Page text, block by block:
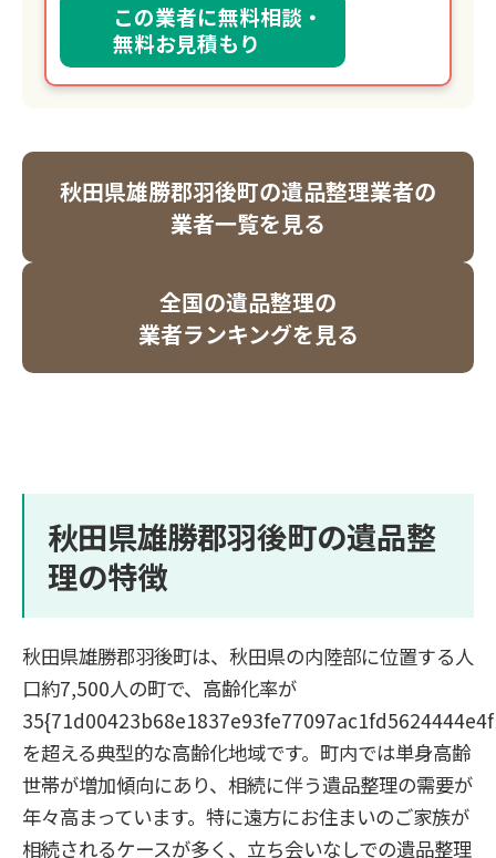
この業者に無料相談・
無料お見積もり
秋田県雄勝郡羽後町の遺品整理業者の
業者一覧を見る
全国の遺品整理の
業者ランキングを見る
秋田県雄勝郡羽後町の遺品整
理の特徴
秋田県雄勝郡羽後町は、秋田県の内陸部に位置する人
口約7,500人の町で、高齢化率が
を超える典型的な高齢化地域です。町内では単身高齢
世帯が増加傾向にあり、相続に伴う遺品整理の需要が
年々高まっています。特に遠方にお住まいのご家族が
相続されるケースが多く、立ち会いなしでの遺品整理